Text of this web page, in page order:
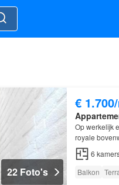
22 Foto's
€
Op werkelijk
royale
midden in
6
Balkon